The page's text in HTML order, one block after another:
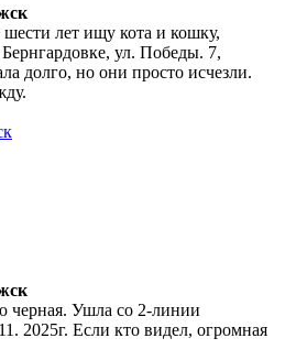
лет ищу кота и кошку,
ул. Победы. 7,
долго, но они просто исчезли.
черная. Ушла со 2-линии
2025г. Если кто видел, огромная